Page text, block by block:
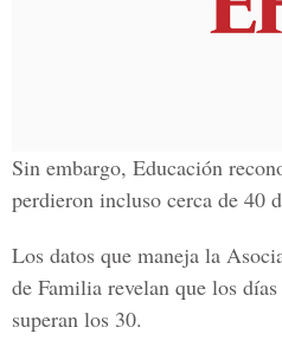
Sin embargo, Educación
perdieron incluso cerca de 40
Los datos que maneja la
de Familia revelan que los
superan los 30.